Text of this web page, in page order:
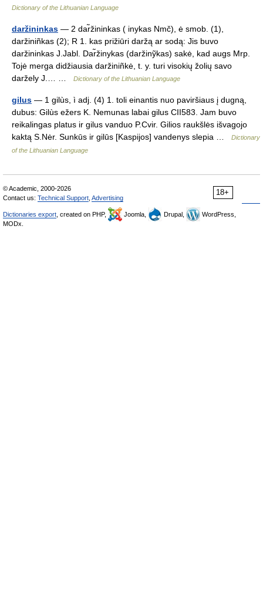
Dictionary of the Lithuanian Language
daržininkas — 2 dar̃žininkas ( inykas Nmč), ė smob. (1),
daržiniñkas (2); R 1. kas prižiūri daržą ar sodą: Jis buvo
daržininkas J.Jabl. Dar̃žinykas (daržinỹkas) sakė, kad augs Mrp.
Tojė merga didžiausia daržiniñkė, t. y. turi visokių žolių savo
daržely J.… …
Dictionary of the Lithuanian Language
gilus — 1 gilùs, ì adj. (4) 1. toli einantis nuo paviršiaus į dugną,
dubus: Gilùs ežers K. Nemunas labai gilus CII583. Jam buvo
reikalingas platus ir gilus vanduo P.Cvir. Gilios raukšlės išvagojo
kaktą S.Nėr. Sunkūs ir gilūs [Kaspijos] vandenys slepia …
Dictionary
of the Lithuanian Language
18+
© Academic, 2000-2026
Contact us: Technical Support Advertising
Dictionaries export , created on PHP, Joomla, Drupal,
WordPress,
MODx.